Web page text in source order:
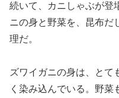
続いて、カニしゃぶが登
ニの身と野菜を、昆布だ
理だ。
ズワイガニの身は、とて
く染み込んでいる。野菜